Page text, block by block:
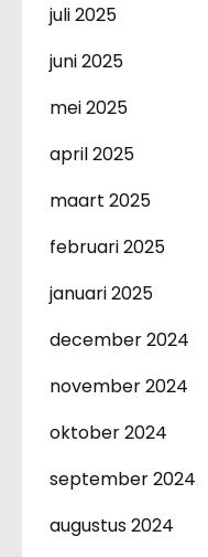
juli 2025
juni 2025
mei 2025
april 2025
maart 2025
februari 2025
januari 2025
december 2024
november 2024
oktober 2024
september 2024
augustus 2024